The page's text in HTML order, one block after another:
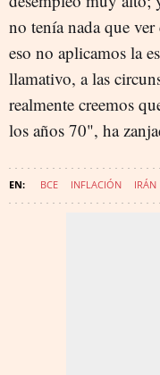
no tenía nada que
eso no aplicamos la
llamativo, a las
realmente creemos
los años 70", ha
BCE INFLACIÓN IRÁN